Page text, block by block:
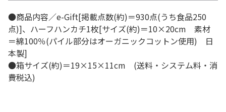
●商品内容／e-Gift[掲載点数(約)＝930点(うち食品250
点)]、ハーフハンカチ1枚[サイズ(約)＝10×20cm 素材
＝綿100％(パイル部分はオーガニックコットン使用) 日
本製]
●箱サイズ(約)＝19×15×11cm (送料・システム料・消
費税込)